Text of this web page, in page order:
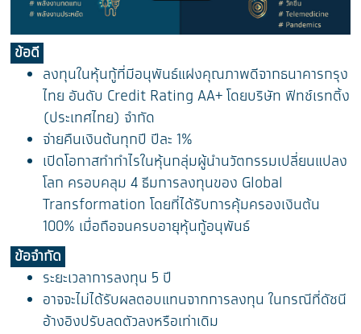
ข้อดี
ลงทุนในหุ้นกู้ที่มีอนุพันธ์แฝงคุณภาพดีจากธนาคารกรุง
ไทย อันดับ Credit Rating AA+ โดยบริษัท ฟิทช์เรทติ้ง
(ประเทศไทย) จำกัด
จ่ายคืนเงินต้นทุกปี ปีละ 1%
เปิดโอกาสทำกำไรในหุ้นกลุ่มผู้นำนวัตกรรมเปลี่ยนแปลง
โลก ครอบคลุม 4 ธีมการลงทุนของ Global
Transformation โดยที่ได้รับการคุ้มครองเงินต้น
100% เมื่อถือจนครบอายุหุ้นกู้อนุพันธ์
ข้อจำกัด
ระยะเวลาการลงทุน 5 ปี
อาจจะไม่ได้รับผลตอบแทนจากการลงทุน ในกรณีที่ดัชนี
อ้างอิงปรับลดตัวลงหรือเท่าเดิม